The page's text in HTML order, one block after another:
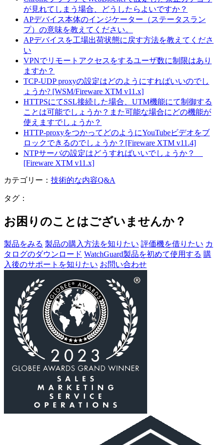
が見れてしまう場合、どうしたらよいですか？
APデバイス本体のインジケーター（ステータスラン
プ）の意味を教えてください。
APデバイスを工場出荷状態に戻す方法を教えてくださ
い
VPNでリモートアクセスをするユーザ数に制限はあり
ますか？
TCP-UDP proxyの設定はどのようにすればいいのでし
ょうか? [WSM/Fireware XTM v11.x]
HTTPSにてSSL接続した場合、UTM機能にて制御する
ことは可能でしょうか？また可能な場合にどの機能が
使えますでしょうか？
HTTP-proxyをつかってどのようにYouTubeビデオをブ
ロックできるのでしょうか？[Fireware XTM v11.4]
NTPサーバの設定はどうすればいいでしょうか？
[Fireware XTM v11.x]
カテゴリー： 技術的な内容Q&A
タグ：
お困りのことはございませんか？
製品をみる 製品の購入方法を知りたい 評価機を借りたい カ
タログのダウンロード WatchGuard製品を初めて使用する 購
入後のサポートを知りたい お問い合わせ